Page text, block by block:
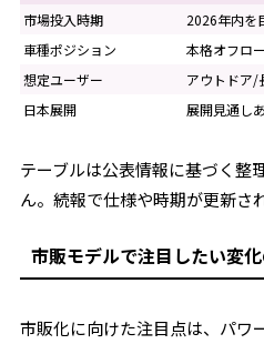
市場投入時期
2026年内を
車種ポジション
本格オフロ
想定ユーザー
アウトドア/
日本展開
展開見通し
テーブルは公表情報に基づく整
ん。続報で仕様や時期が更新さ
市販モデルで注目したい変
市販化に向けた注目点は、パワ